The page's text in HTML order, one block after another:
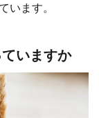
います。
いますか